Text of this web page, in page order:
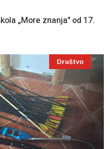
„More znanja" od 17.
Društvo